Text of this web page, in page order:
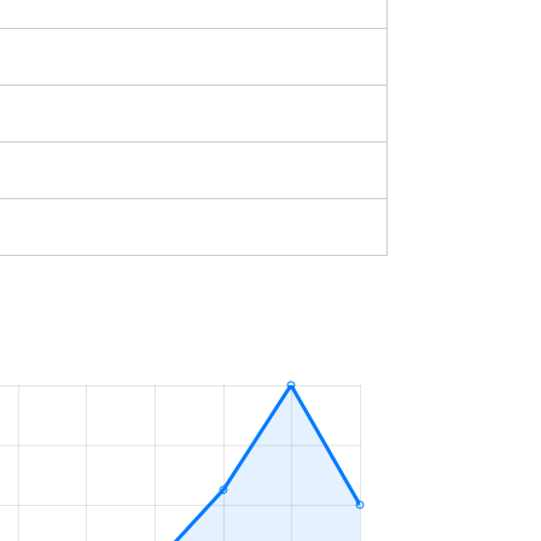
築49年
2023年7～9月
2023年7～9月
築7年 2023年1～3月